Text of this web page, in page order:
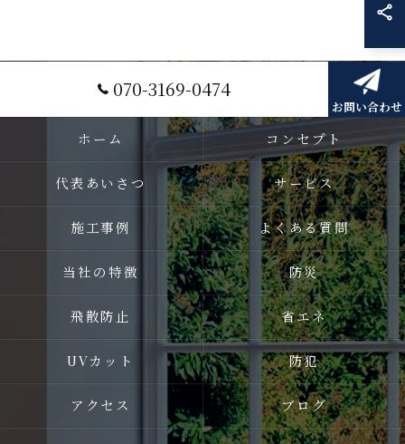
070-3169-0474
お問い合わせ
ホーム コンセプト
代表あいさつ サービス
施工事例 よくある質問
当社の特徴 防災
飛散防止 省エネ
UVカット 防犯
アクセス ブログ